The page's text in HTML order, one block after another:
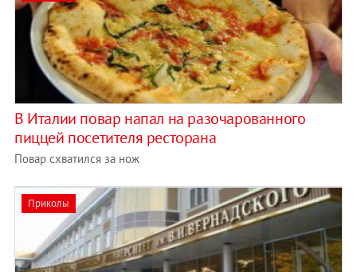
В Италии повар напал на разочарованного
пиццей посетителя ресторана
Повар схватился за нож
Приколы